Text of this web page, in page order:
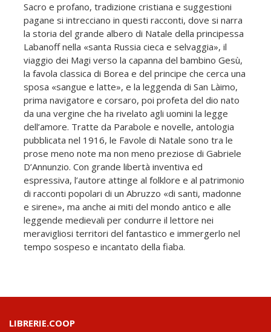
Sacro e profano, tradizione cristiana e suggestioni
pagane si intrecciano in questi racconti, dove si narra
la storia del grande albero di Natale della principessa
Labanoff nella «santa Russia cieca e selvaggia», il
viaggio dei Magi verso la capanna del bambino Gesù,
la favola classica di Borea e del principe che cerca una
sposa «sangue e latte», e la leggenda di San Làimo,
prima navigatore e corsaro, poi profeta del dio nato
da una vergine che ha rivelato agli uomini la legge
dell’amore. Tratte da Parabole e novelle, antologia
pubblicata nel 1916, le Favole di Natale sono tra le
prose meno note ma non meno preziose di Gabriele
D’Annunzio. Con grande libertà inventiva ed
espressiva, l’autore attinge al folklore e al patrimonio
di racconti popolari di un Abruzzo «di santi, madonne
e sirene», ma anche ai miti del mondo antico e alle
leggende medievali per condurre il lettore nei
meravigliosi territori del fantastico e immergerlo nel
tempo sospeso e incantato della fiaba.
LIBRERIE.COOP